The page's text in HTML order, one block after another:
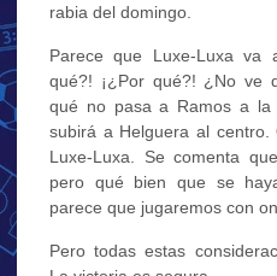
rabia del domingo.
Parece que Luxe-Luxa va
qué?! ¡¿Por qué?! ¿No ve
qué no pasa a Ramos a la
subirá a Helguera al
Luxe-Luxa. Se comenta
pero qué bien que se
parece que jugaremos con
Pero todas estas